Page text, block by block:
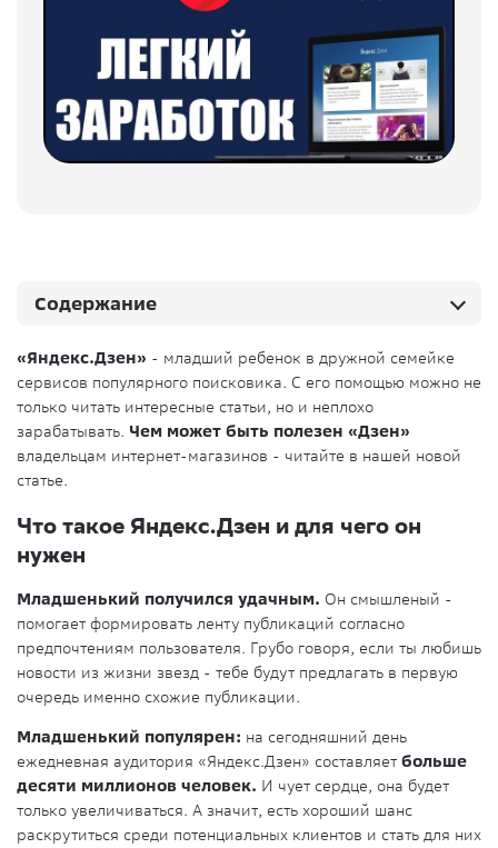
«Яндекс.Дзен» - младший ребенок в дружной семейке
сервисов популярного поисковика. С его помощью можно не
только читать интересные статьи, но и неплохо
зарабатывать. Чем может быть полезен «Дзен»
владельцам интернет-магазинов - читайте в нашей новой
статье.
Что такое Яндекс.Дзен и для чего он
нужен
Младшенький получился удачным. Он смышленый -
помогает формировать ленту публикаций согласно
предпочтениям пользователя. Грубо говоря, если ты любишь
новости из жизни звезд - тебе будут предлагать в первую
очередь именно схожие публикации.
Младшенький популярен: на сегодняшний день
ежедневная аудитория «Яндекс.Дзен» составляет больше
десяти миллионов человек. И чует сердце, она будет
только увеличиваться. А значит, есть хороший шанс
раскрутиться среди потенциальных клиентов и стать для них
Содержание